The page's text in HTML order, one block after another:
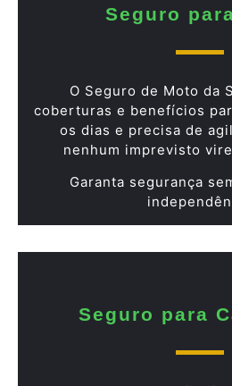
Seguro
O Seguro de Moto da
coberturas e benefícios
os dias e precisa de
nenhum imprevisto
Garanta segurança
Seguro para